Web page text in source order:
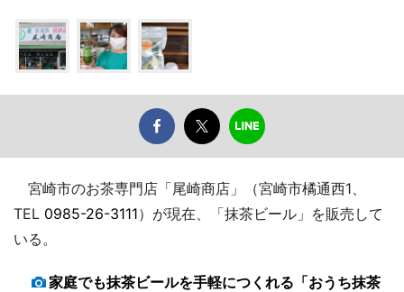
宮崎市のお茶専門店「尾崎商店」（宮崎市橘通西1、
TEL 0985-26-3111）が現在、「抹茶ビール」を販売して
いる。
家庭でも抹茶ビールを手軽につくれる「おうち抹茶